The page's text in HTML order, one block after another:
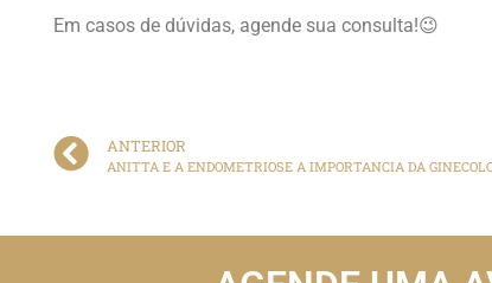
Em casos de dúvidas, agende sua consulta!😉
ANTERIOR